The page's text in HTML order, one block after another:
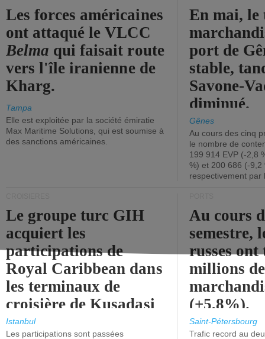
Les forces américaines
ont attaqué le VLCC
Belma qui faisait route
vers l'île iranienne de
Kharg.
Tampa
Elle est exploitée par la société émiratie
Max Maritime Solutions, qui est soumise à
des sanctions américaines.
En mai, le
port de
stable,
Savone-
diminué.
Gênes
Au cours des cinq
le nombre de
199 914 EVP (-2,8
%) et 200 686 (-9,2
respectivement par
Le groupe turc GIH
acquiert les
participations de
Royal Caribbean dans
les terminaux de
croisière de Kusadasi
et de Lisbonne.
Istanbul
Les participations sont passées
Au cours
semestre,
russes
millions
(+5,8%).
Saint-Pétersbourg
Trafic record au